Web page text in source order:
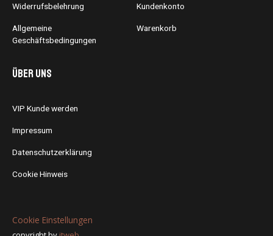
Widerrufsbelehrung
Allgemeine
Geschäftsbedingungen
Kundenkonto
Warenkorb
Über uns
VIP Kunde werden
Impressum
Datenschutzerklärung
Cookie Hinweis
Cookie Einstellungen